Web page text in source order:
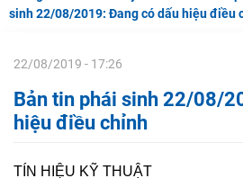
sinh 22/08/2019: Đang có dấu hiệu điều
22/08/2019 - 17:26
Bản tin phái sinh 22/08/
hiệu điều chỉnh
TÍN HIỆU KỸ THUẬT